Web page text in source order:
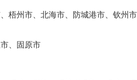
梧州市、北海市、防城港市、钦州
、固原市